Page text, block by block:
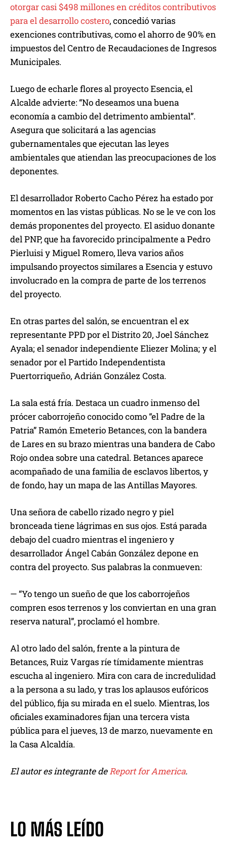
otorgar casi $498 millones en créditos contributivos
para el desarrollo costero, concedió varias
exenciones contributivas, como el ahorro de 90% en
impuestos del Centro de Recaudaciones de Ingresos
Municipales.
Luego de echarle flores al proyecto Esencia, el
Alcalde advierte: “No deseamos una buena
economía a cambio del detrimento ambiental”.
Asegura que solicitará a las agencias
gubernamentales que ejecutan las leyes
ambientales que atiendan las preocupaciones de los
deponentes.
El desarrollador Roberto Cacho Pérez ha estado por
momentos en las vistas públicas. No se le ve con los
demás proponentes del proyecto. El asiduo donante
del PNP, que ha favorecido principalmente a Pedro
Pierluisi y Miguel Romero, lleva varios años
impulsando proyectos similares a Esencia y estuvo
involucrado en la compra de parte de los terrenos
del proyecto.
En otras partes del salón, se encuentran el ex
representante PPD por el Distrito 20, Joel Sánchez
Ayala; el senador independiente Eliezer Molina; y el
senador por el Partido Independentista
Puertorriqueño, Adrián González Costa.
La sala está fría. Destaca un cuadro inmenso del
prócer caborrojeño conocido como “el Padre de la
Patria” Ramón Emeterio Betances, con la bandera
de Lares en su brazo mientras una bandera de Cabo
Rojo ondea sobre una catedral. Betances aparece
acompañado de una familia de esclavos libertos, y
de fondo, hay un mapa de las Antillas Mayores.
Una señora de cabello rizado negro y piel
bronceada tiene lágrimas en sus ojos. Está parada
debajo del cuadro mientras el ingeniero y
desarrollador Ángel Cabán González depone en
contra del proyecto. Sus palabras la conmueven:
— “Yo tengo un sueño de que los caborrojeños
compren esos terrenos y los conviertan en una gran
reserva natural”, proclamó el hombre.
Al otro lado del salón, frente a la pintura de
Betances, Ruiz Vargas ríe tímidamente mientras
escucha al ingeniero. Mira con cara de incredulidad
a la persona a su lado, y tras los aplausos eufóricos
del público, fija su mirada en el suelo. Mientras, los
oficiales examinadores fijan una tercera vista
pública para el jueves, 13 de marzo, nuevamente en
la Casa Alcaldía.
El autor es integrante deReport for America.
LO MÁS LEÍDO